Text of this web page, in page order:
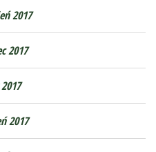
2017
2017
2017